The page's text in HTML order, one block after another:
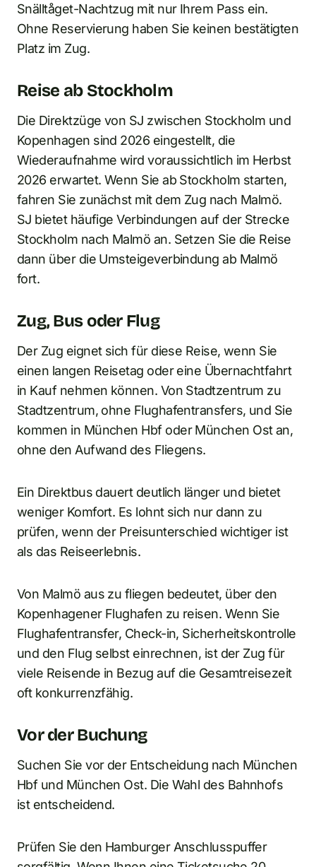
Snälltåget-Nachtzug mit nur Ihrem Pass ein.
Ohne Reservierung haben Sie keinen bestätigten
Platz im Zug.
Reise ab Stockholm
Die Direktzüge von SJ zwischen Stockholm und
Kopenhagen sind 2026 eingestellt, die
Wiederaufnahme wird voraussichtlich im Herbst
2026 erwartet. Wenn Sie ab Stockholm starten,
fahren Sie zunächst mit dem Zug nach Malmö.
SJ bietet häufige Verbindungen auf der Strecke
Stockholm nach Malmö an. Setzen Sie die Reise
dann über die Umsteigeverbindung ab Malmö
fort.
Zug, Bus oder Flug
Der Zug eignet sich für diese Reise, wenn Sie
einen langen Reisetag oder eine Übernachtfahrt
in Kauf nehmen können. Von Stadtzentrum zu
Stadtzentrum, ohne Flughafentransfers, und Sie
kommen in München Hbf oder München Ost an,
ohne den Aufwand des Fliegens.
Ein Direktbus dauert deutlich länger und bietet
weniger Komfort. Es lohnt sich nur dann zu
prüfen, wenn der Preisunterschied wichtiger ist
als das Reiseerlebnis.
Von Malmö aus zu fliegen bedeutet, über den
Kopenhagener Flughafen zu reisen. Wenn Sie
Flughafentransfer, Check-in, Sicherheitskontrolle
und den Flug selbst einrechnen, ist der Zug für
viele Reisende in Bezug auf die Gesamtreisezeit
oft konkurrenzfähig.
Vor der Buchung
Suchen Sie vor der Entscheidung nach München
Hbf und München Ost. Die Wahl des Bahnhofs
ist entscheidend.
Prüfen Sie den Hamburger Anschlusspuffer